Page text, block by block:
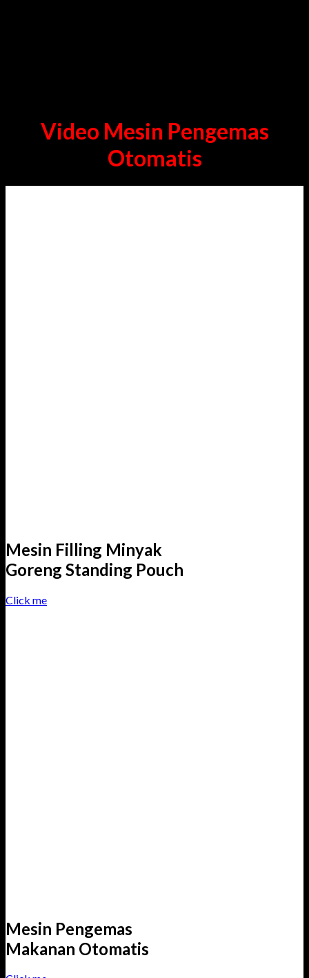
Video Mesin Pengemas
Otomatis
Mesin Filling Minyak
Goreng Standing Pouch
Click me
Mesin Pengemas
Makanan Otomatis